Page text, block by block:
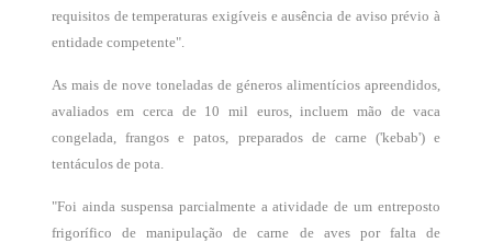
requisitos de temperaturas exigíveis e ausência de aviso prévio à
entidade competente".
As mais de nove toneladas de géneros alimentícios apreendidos,
avaliados em cerca de 10 mil euros, incluem mão de vaca
congelada, frangos e patos, preparados de carne ('kebab') e
tentáculos de pota.
"Foi ainda suspensa parcialmente a atividade de um entreposto
frigorífico de manipulação de carne de aves por falta de